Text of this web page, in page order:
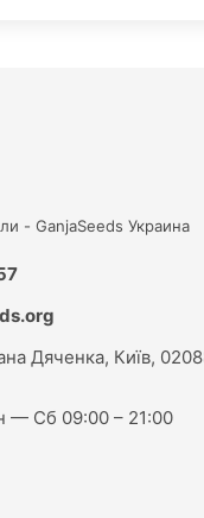
- GanjaSeeds Украина
Дяченка, Київ,
— Сб 09:00 – 21:00